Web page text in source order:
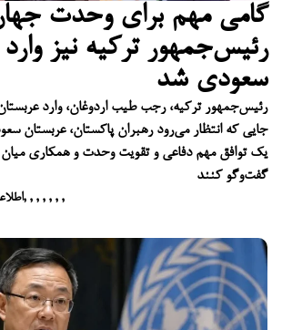
گامی مهم برای وحدت
رئیس‌جمهور ترکیه نیز
سعودی شد
رئیس‌جمهور ترکیه، رجب طیب اردوغان، وارد
جایی که انتظار می‌رود رهبران پاکستان، عربستان
یک توافق مهم دفاعی و تقویت وحدت و همکاری
گفت‌وگو کنند
, , , , , , ,